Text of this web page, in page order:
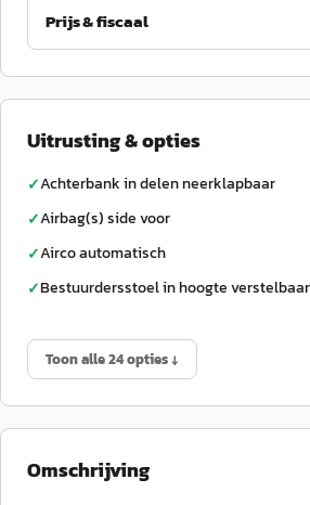
Prijs & fiscaal
Uitrusting & opties
✓Achterbank in delen neerklapbaar
✓Airbag(s) side voor
✓Airco automatisch
✓Bestuurdersstoel in hoogte verstelbaar
Toon alle 24 opties ↓
Omschrijving